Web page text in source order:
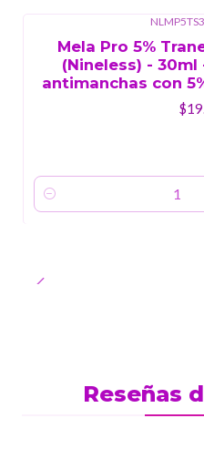
Mela Pro 5%
(Nineless) -
antimanchas con
Cantidad
Reseñas